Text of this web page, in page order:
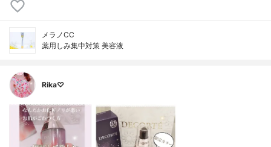
メラノCC
薬用しみ集中対策 美容液
Rika♡